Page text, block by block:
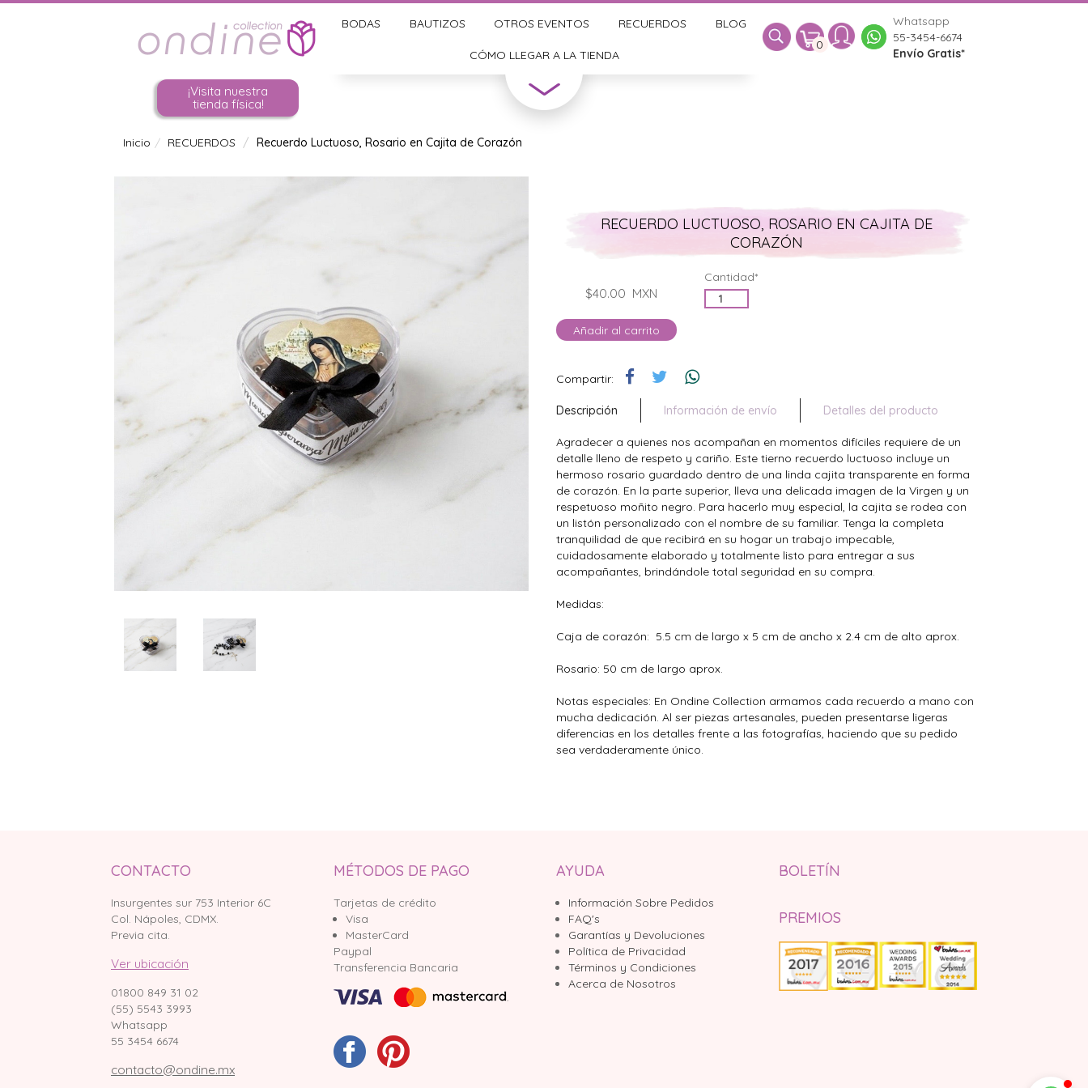
BODAS BAUTIZOS OTROS EVENTOS RECUERDOS BLOG
CÓMO LLEGAR A LA TIENDA
0
Whatsapp
55-3454-6674
Envío Gratis*
¡Visita nuestra
tienda física!
Inicio RECUERDOS Recuerdo Luctuoso, Rosario en Cajita de Corazón
RECUERDO LUCTUOSO, ROSARIO EN CAJITA DE
CORAZÓN
$40.00 MXN
Cantidad*
Añadir al carrito
Compartir:
Descripción Información de envío Detalles del producto
Agradecer a quienes nos acompañan en momentos difíciles requiere de un
detalle lleno de respeto y cariño. Este tierno recuerdo luctuoso incluye un
hermoso rosario guardado dentro de una linda cajita transparente en forma
de corazón. En la parte superior, lleva una delicada imagen de la Virgen y un
respetuoso moñito negro. Para hacerlo muy especial, la cajita se rodea con
un listón personalizado con el nombre de su familiar. Tenga la completa
tranquilidad de que recibirá en su hogar un trabajo impecable,
cuidadosamente elaborado y totalmente listo para entregar a sus
acompañantes, brindándole total seguridad en su compra.
Medidas:
Caja de corazón: 5.5 cm de largo x 5 cm de ancho x 2.4 cm de alto aprox.
Rosario: 50 cm de largo aprox.
Notas especiales: En Ondine Collection armamos cada recuerdo a mano con
mucha dedicación. Al ser piezas artesanales, pueden presentarse ligeras
diferencias en los detalles frente a las fotografías, haciendo que su pedido
sea verdaderamente único.
CONTACTO
Insurgentes sur 753 Interior 6C
Col. Nápoles, CDMX.
Previa cita.
Ver ubicación
01800 849 31 02
(55) 5543 3993
Whatsapp
55 3454 6674
contacto@ondine.mx
MÉTODOS DE PAGO
Tarjetas de crédito
Visa
MasterCard
Paypal
Transferencia Bancaria
AYUDA
Información Sobre Pedidos
FAQ's
Garantías y Devoluciones
Política de Privacidad
Términos y Condiciones
Acerca de Nosotros
BOLETÍN
PREMIOS